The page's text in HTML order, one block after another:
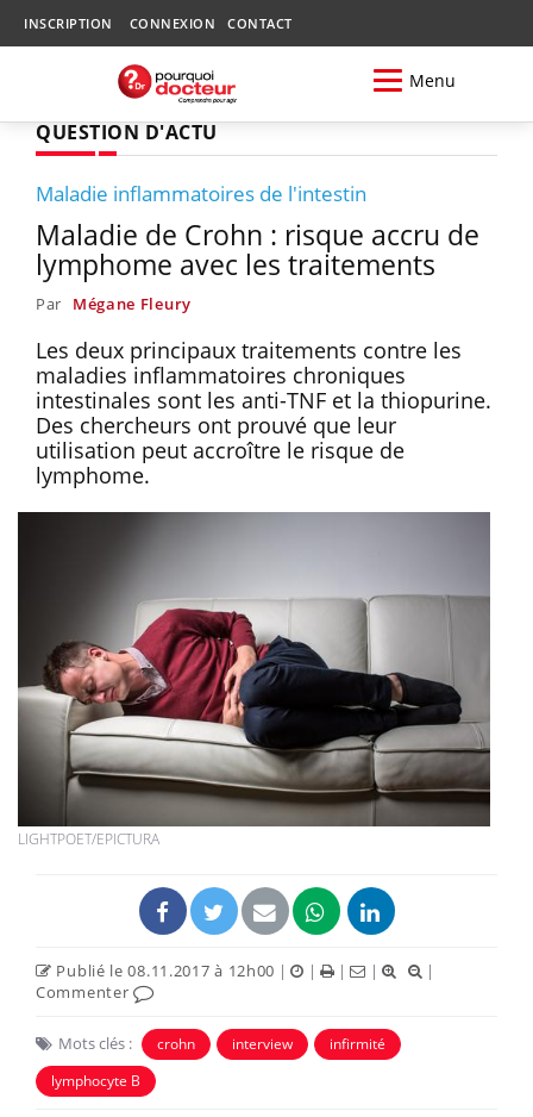
INSCRIPTION CONNEXION CONTACT
Menu
QUESTION D'ACTU
Maladie inflammatoires de l'intestin
Maladie de Crohn : risque accru de
lymphome avec les traitements
Par Mégane Fleury
Les deux principaux traitements contre les
maladies inflammatoires chroniques
intestinales sont les anti-TNF et la thiopurine.
Des chercheurs ont prouvé que leur
utilisation peut accroître le risque de
lymphome.
LIGHTPOET/EPICTURA
Publié le 08.11.2017 à 12h00 | | | |
|
Commenter
Mots clés : crohn interview
infirmité
lymphocyte B